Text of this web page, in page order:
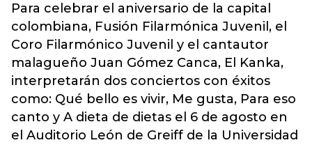
Para celebrar el aniversario de la capital
colombiana, Fusión Filarmónica Juvenil, el
Coro Filarmónico Juvenil y el cantautor
malagueño Juan Gómez Canca, El Kanka,
interpretarán dos conciertos con éxitos
como: Qué bello es vivir, Me gusta, Para eso
canto y A dieta de dietas el 6 de agosto en
el Auditorio León de Greiff de la Universidad